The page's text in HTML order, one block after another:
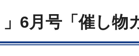
6月号「催し物